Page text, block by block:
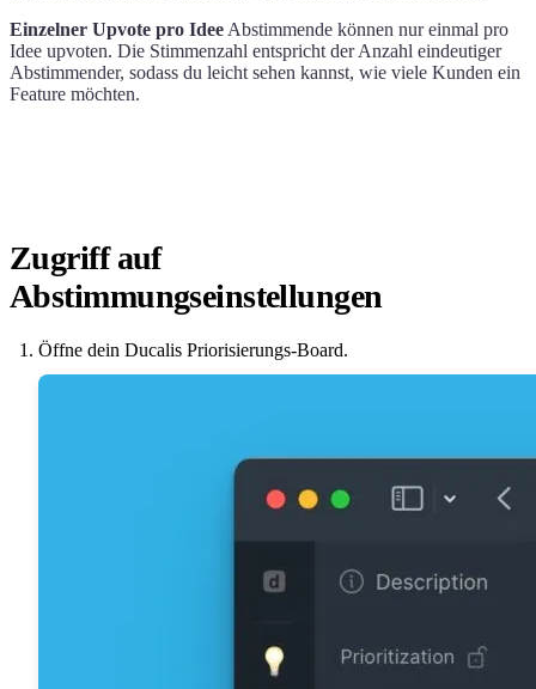
Einzelner Upvote pro Idee Abstimmende können nur einmal pro
Idee upvoten. Die Stimmenzahl entspricht der Anzahl eindeutiger
Abstimmender, sodass du leicht sehen kannst, wie viele Kunden ein
Feature möchten.
Zugriff auf
Abstimmungseinstellungen
Öffne dein Ducalis Priorisierungs-Board.